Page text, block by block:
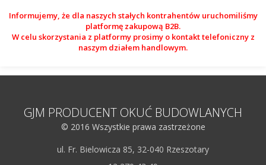
Informujemy, że dla naszych stałych kontrahentów uruchomiliśmy
platformę zakupową B2B.
W celu skorzystania z platformy prosimy o kontakt telefoniczny z
naszym działem handlowym.
GJM PRODUCENT OKUĆ BUDOWLANYCH
© 2016 Wszystkie prawa zastrzeżone
ul. Fr. Bielowicza 85, 32-040 Rzeszotary